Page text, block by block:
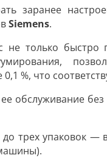
заранее
Siemens.
не только быстро
%, что
обслуживание
трех упаковок —